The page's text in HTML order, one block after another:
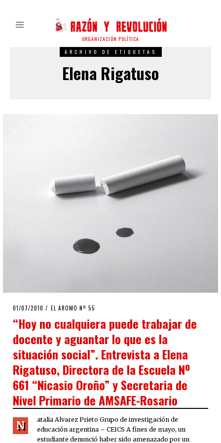
ORGANIZACIÓN POLÍTICA
ARCHIVO DE ETIQUETAS
Elena Rigatuso
POSTED
01/07/2010 25/03/2020
EL AROMO Nº 55
“Hoy no cualquiera puede trabajar de
docente y aguantar lo que es la
situación social”. Entrevista a Elena
Rigatuso, Directora de la Escuela Nº
661 “Nicasio Oroño” y Secretaria de
Nivel Primario de AMSAFE-Rosario
N
atalia Alvarez Prieto Grupo de investigación de
educación argentina – CEICS A fines de mayo, un
estudiante denunció haber sido amenazado por un